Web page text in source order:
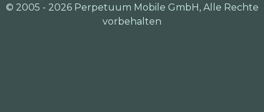
© 2005 - 2026 Perpetuum Mobile GmbH, Alle Rechte
vorbehalten